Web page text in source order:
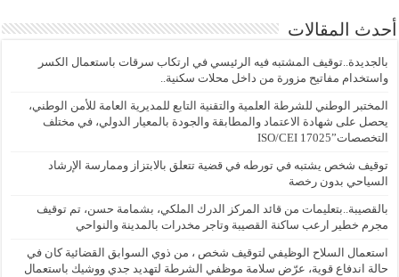
أحدث المقالات
بالجديدة..توقيف المشتبه فيه الرئيسي في ارتكاب سرقات باستعمال الكسر
واستخدام مفاتيح مزورة من داخل محلات سكنية..
المختبر الوطني للشرطة العلمية والتقنية التابع للمديرية العامة للأمن الوطني،
يحصل على شهادة الاعتماد والمطابقة والجودة بالمعيار الدولي، في مختلف
التخصصات”ISO/CEI 17025
توقيف شخص يشتبه في تورطه في قضية تتعلق بالابتزاز وممارسة الإرشاد
السياحي بدون رخصة
بالقصيبة..بتعليمات من قائد المركز الدرك الملكي، بشمامة حسن، تم توقيف
مجرم خطير ارعب ساكنة القصيبة وتاجر مخدرات بالمدينة والنواحي
استعمال السلاح الوظيفي لتوقيف شخص ، من ذوي السوابق القضائية كان في
حالة اندفاع قوية، عرّض سلامة موظفي الشرطة لتهديد جدي ووشيك باستعمال